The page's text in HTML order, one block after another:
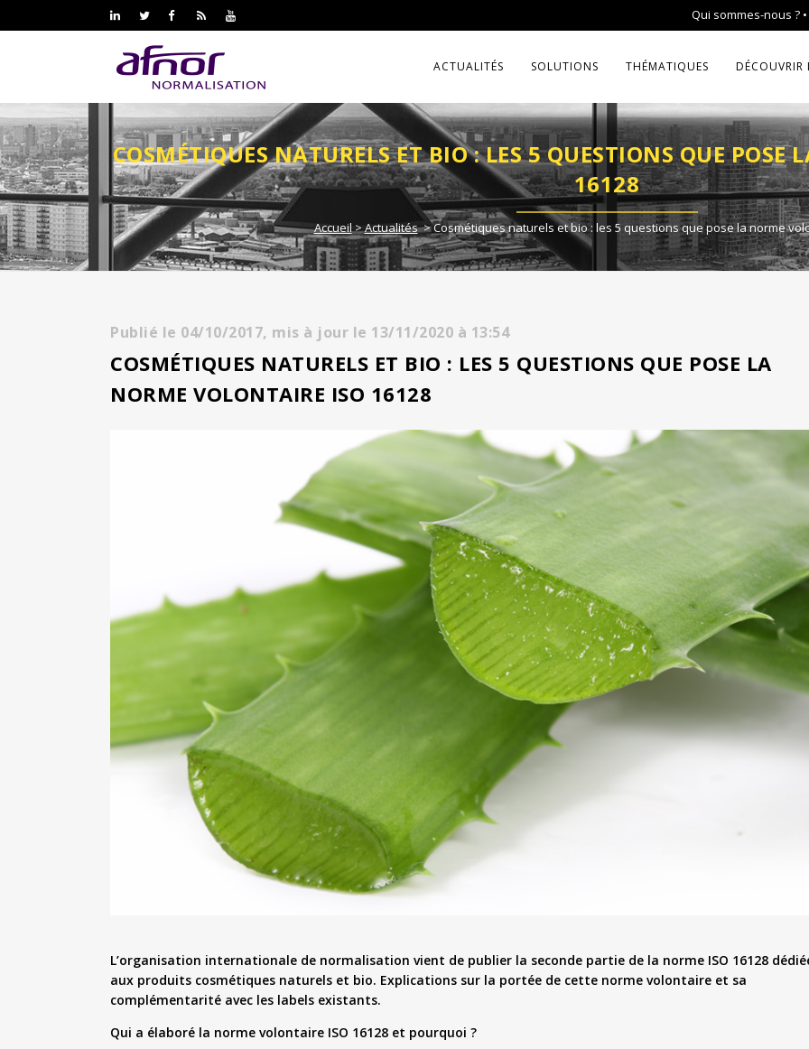
Qui sommes-nous ?•
ACTUALITÉS SOLUTIONS THÉMATIQUES DÉCOUVRIR
COSMÉTIQUES NATURELS ET BIO : LES 5 QUESTIONS QUE POSE
16128
Accueil>Actualités>Cosmétiques naturels et bio : les 5 questions que pose la norme
Publié le 04/10/2017, mis à jour le 13/11/2020 à 13:54
COSMÉTIQUES NATURELS ET BIO : LES 5 QUESTIONS QUE POSE LA
NORME VOLONTAIRE ISO 16128
L’organisation internationale de normalisation vient de publier la seconde partie de la norme ISO 16128
aux produits cosmétiques naturels et bio. Explications sur la portée de cette norme volontaire et sa
complémentarité avec les labels existants.
Qui a élaboré la norme volontaire ISO 16128 et pourquoi ?